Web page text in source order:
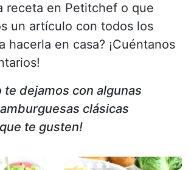
receta en Petitchef o que
un artículo con todos los
hacerla en casa? ¡Cuéntanos
te dejamos con algunas
clásicas
te gusten!